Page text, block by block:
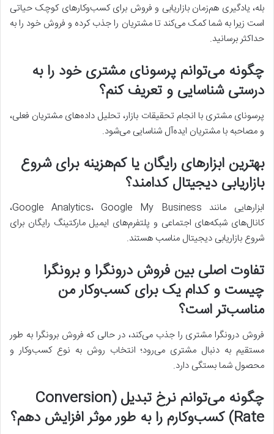
بله، یادگیری هم‌زمان بازاریابی و فروش برای کسب‌وکارهای کوچک حیاتی
است زیرا به شما کمک می‌کند تا مشتریان را جذب کرده و فروش خود را به
حداکثر برسانید.
چگونه می‌توانم پرسونای مشتری خود را به
درستی شناسایی و تعریف کنم؟
پرسونای مشتری با انجام تحقیقات بازار، تحلیل داده‌های مشتریان فعلی،
و مصاحبه با مشتریان ایده‌آل شناسایی می‌شود.
بهترین ابزارهای رایگان یا کم‌هزینه برای شروع
بازاریابی دیجیتال کدامند؟
ابزارهایی مانند Google Analytics، Google My Business،
کانال‌های شبکه‌های اجتماعی و پلتفرم‌های ایمیل مارکتینگ رایگان برای
شروع بازاریابی دیجیتال مناسب هستند.
تفاوت اصلی بین فروش درونگرا و برونگرا
چیست و کدام یک برای کسب‌وکار من
مناسب‌تر است؟
فروش درونگرا مشتری را جذب می‌کند، در حالی که فروش برونگرا به طور
مستقیم به دنبال مشتری می‌رود؛ انتخاب روش به نوع کسب‌وکار و
محصول شما بستگی دارد.
چگونه می‌توانم نرخ تبدیل (Conversion
Rate) کسب‌وکارم را به طور موثر افزایش دهم؟